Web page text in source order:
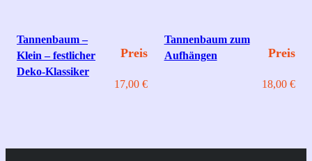
Tannenbaum –
Klein – festlicher
Deko‑Klassiker
Preis
17,00€
Tannenbaum zum
Aufhängen
Preis
18,00 €